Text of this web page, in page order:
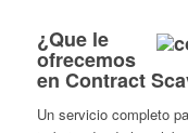
¿Que le
ofrecemos
en Contract
Un servicio completo